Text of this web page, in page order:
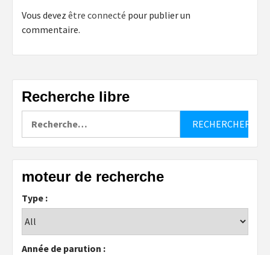
Vous devez être connecté pour publier un
commentaire.
Recherche libre
moteur de recherche
Type :
Année de parution :